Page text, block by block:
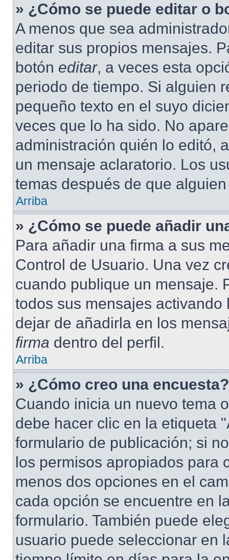
» ¿Cómo se puede editar o
A menos que sea
editar sus propios mensajes.
botón editar, a veces esta
periodo de tiempo. Si alguien
pequeño texto en el suyo
veces que lo ha sido. No
administración quién lo editó,
un mensaje aclaratorio. Los
temas después de que
Arriba
» ¿Cómo se puede añadir
Para añadir una firma a sus
Control de Usuario. Una vez
cuando publique un mensaje.
todos sus mensajes
dejar de añadirla en los
firma dentro del perfil.
Arriba
» ¿Cómo creo una encuesta?
Cuando inicia un nuevo tema
debe hacer clic en la etiqueta
formulario de publicación; si
los permisos apropiados para
menos dos opciones en el
cada opción se encuentre en
formulario. También puede
usuario puede seleccionar en